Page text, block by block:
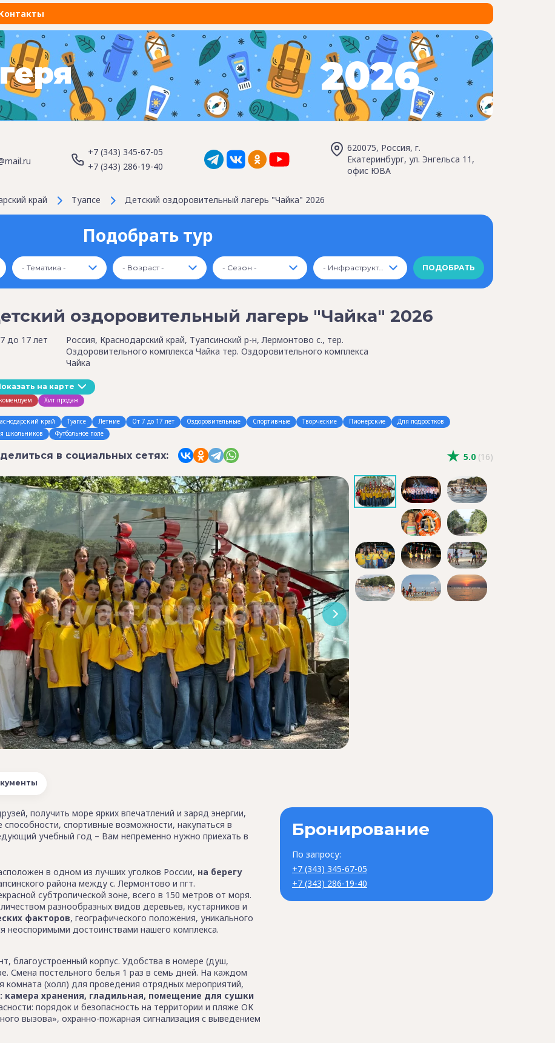
2026
+7 (343) 345-67-05
+7 (343) 286-19-40
620075, Россия, г.
Екатеринбург, ул. Энгельса 11,
офис ЮВА
край Туапсе Детский оздоровительный лагерь "Чайка" 2026
Подобрать тур
- Тематика - - Возраст - - Сезон - - Инфраструктура -
оздоровительный лагерь "Чайка" 2026
до 17 лет
Россия, Краснодарский край, Туапсинский р-н, Лермонтово с., тер.
Оздоровительного комплекса Чайка тер. Оздоровительного комплекса
Чайка
на карте
Хит продаж
край Туапсе Летние От 7 до 17 лет Оздоровительные Спортивные Творческие Пионерские
Для подростков
школьников
Футбольное поле
в социальных сетях: 5.0 (16)
получить море ярких впечатлений и заряд энергии,
способности, спортивные возможности, накупаться в
учебный год – Вам непременно нужно приехать в
в одном из лучших уголков России, на берегу
района между с. Лермонтово и пгт.
субтропической зоне, всего в 150 метров от моря.
разнообразных видов деревьев, кустарников и
факторов, географического положения, уникального
неоспоримыми достоинствами нашего комплекса.
благоустроенный корпус. Удобства в номере (душ,
Смена постельного белья 1 раз в семь дней. На каждом
комната (холл) для проведения отрядных мероприятий,
камера хранения, гладильная, помещение для сушки
порядок и безопасность на территории и пляже ОК
вызова», охранно-пожарная сигнализация с выведением
Бронирование
По запросу:
+7 (343) 345-67-05
+7 (343) 286-19-40